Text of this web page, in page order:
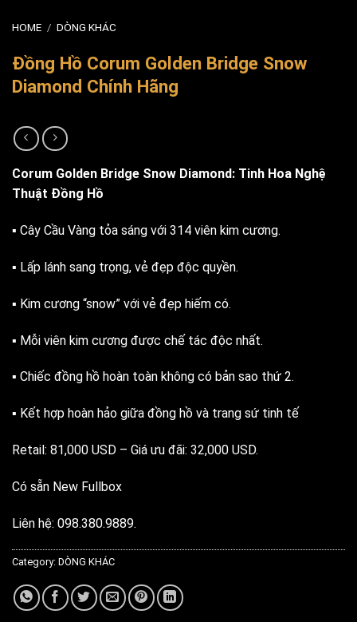
HOME / DÒNG KHÁC
Đồng Hồ Corum Golden Bridge Snow
Diamond Chính Hãng
Corum Golden Bridge Snow Diamond: Tinh Hoa Nghệ
Thuật Đồng Hồ
▪️ Cây Cầu Vàng tỏa sáng với 314 viên kim cương.
▪️ Lấp lánh sang trọng, vẻ đẹp độc quyền.
▪️ Kim cương “snow” với vẻ đẹp hiếm có.
▪️ Mỗi viên kim cương được chế tác độc nhất.
▪️ Chiếc đồng hồ hoàn toàn không có bản sao thứ 2.
▪️ Kết hợp hoàn hảo giữa đồng hồ và trang sứ tinh tế
Retail: 81,000 USD – Giá ưu đãi: 32,000 USD.
Có sẵn New Fullbox
Liên hệ: 098.380.9889.
Category: DÒNG KHÁC